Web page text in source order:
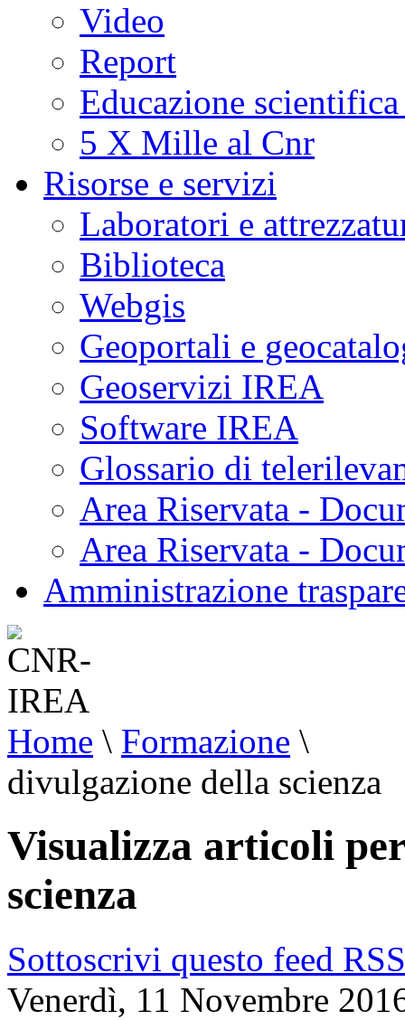
Video
Report
Educazione
5 X Mille al Cnr
Risorse e servizi
Laboratori e
Biblioteca
Webgis
Geoportali e
Geoservizi IREA
Software IREA
Glossario di
Area Riservata -
Area Riservata -
Amministrazione
Home \ Formazione \
divulgazione della scienza
Visualizza articoli
scienza
Sottoscrivi questo feed RSS
Venerdì, 11 Novembre